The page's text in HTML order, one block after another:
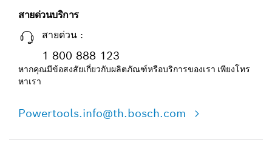
สายด่วนบริการ
สายด่วน :
1 800 888 123
หากคุณมีข้อสงสัยเกี่ยวกับผลิตภัณฑ์หรือบริการของเรา เพียงโทร
หาเรา
Powertools.info@th.bosch.com